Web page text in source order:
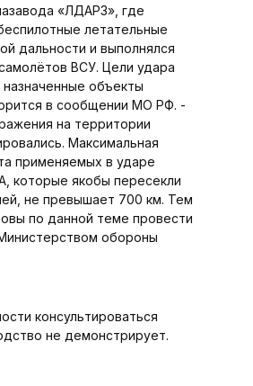
«ЛДАРЗ», где
летательные
дальности и выполнялся
ВСУ. Цели удара
объекты
в сообщении МО РФ. -
на территории
Максимальная
применяемых в ударе
которые якобы пересекли
не превышает 700 км. Тем
по данной теме провести
обороны
консультироваться
не демонстрирует.